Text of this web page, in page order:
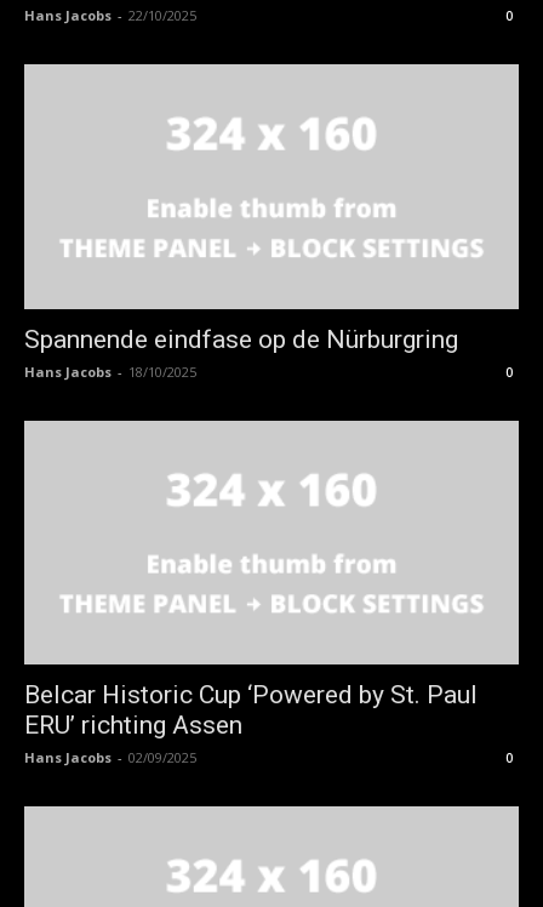
Hans Jacobs - 22/10/2025 0
Spannende eindfase op de Nürburgring
Hans Jacobs - 18/10/2025 0
Belcar Historic Cup ‘Powered by St. Paul
ERU’ richting Assen
Hans Jacobs - 02/09/2025 0